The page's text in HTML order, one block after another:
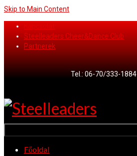
Skip to Main Content
Steelleaders Cheer&Dance Club
Partnerek
Tel.: 06-70/333-1884 |
Főoldal